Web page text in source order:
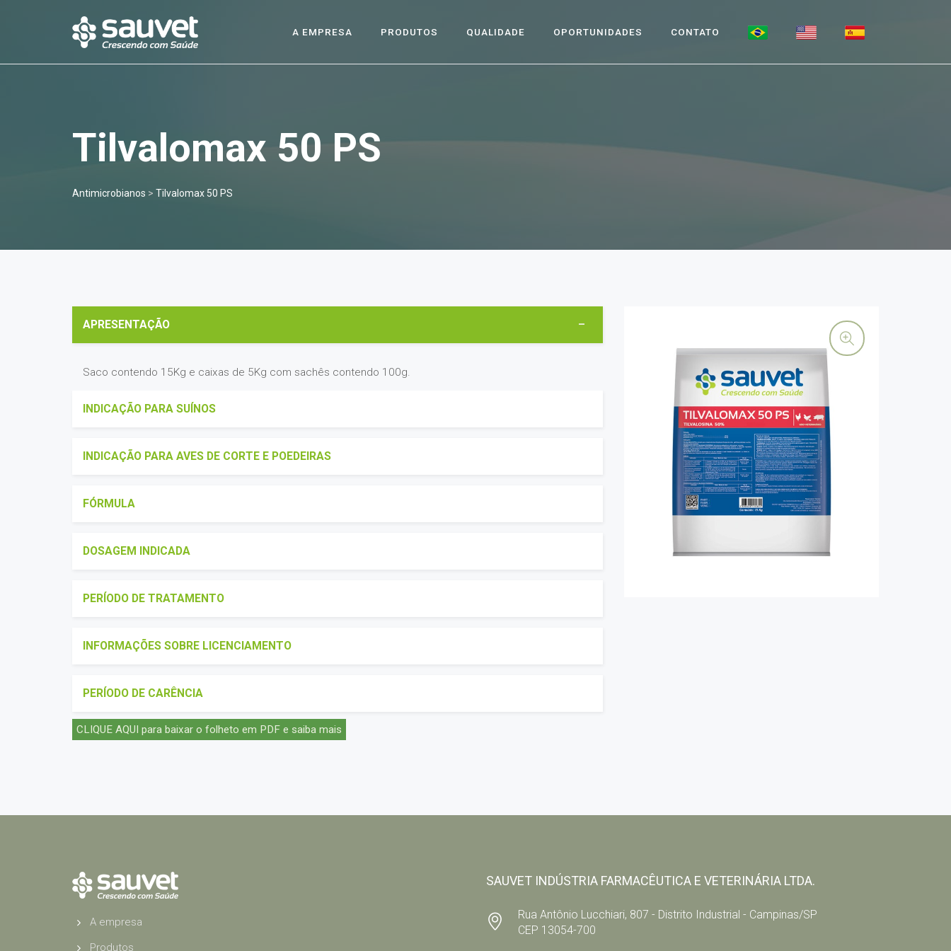
A EMPRESA PRODUTOS QUALIDADE OPORTUNIDADES CONTATO
Tilvalomax 50 PS
Antimicrobianos > Tilvalomax 50 PS
APRESENTAÇÃO
Saco contendo 15Kg e caixas de 5Kg com sachês contendo 100g.
INDICAÇÃO PARA SUÍNOS
INDICAÇÃO PARA AVES DE CORTE E POEDEIRAS
FÓRMULA
DOSAGEM INDICADA
PERÍODO DE TRATAMENTO
INFORMAÇÕES SOBRE LICENCIAMENTO
PERÍODO DE CARÊNCIA
CLIQUE AQUI para baixar o folheto em PDF e saiba mais
A empresa
Produtos
SAUVET INDÚSTRIA FARMACÊUTICA E VETERINÁRIA LTDA.
Rua Antônio Lucchiari, 807 - Distrito Industrial - Campinas/SP
CEP 13054-700